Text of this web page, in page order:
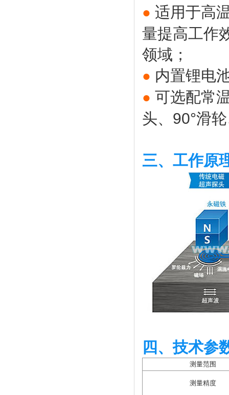
● 适用于高
量提高工作
领域；
● 内置锂电
● 可选配常
头、90°滑
三、工作原
四、技术参
测量范围
测量精度